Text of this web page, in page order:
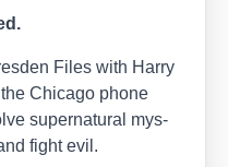
Files with Har­ry
Chi­ca­go pho­ne
super­na­tu­ral mys­
fight evil.